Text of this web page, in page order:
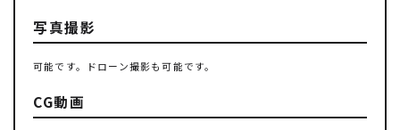
写真撮影
可能です。ドローン撮影も可能です。
CG動画